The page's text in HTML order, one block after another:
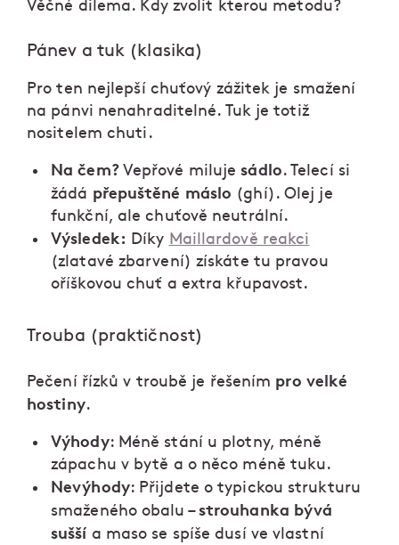
Věčné dilema. Kdy zvolit kterou metodu?
Pánev a tuk (klasika)
Pro ten nejlepší chuťový zážitek je smažení
na pánvi nenahraditelné. Tuk je totiž
nositelem chuti.
Na čem?Vepřové milujesádlo. Telecí si
žádá přepuštěné máslo (ghí). Olej je
funkční, ale chuťově neutrální.
Výsledek: Díky Maillardově reakci
(zlatavé zbarvení) získáte tu pravou
oříškovou chuť a extra křupavost.
Trouba (praktičnost)
Pečení řízků v troubě je řešením pro velké
hostiny.
Výhody: Méně stání u plotny, méně
zápachu v bytě a o něco méně tuku.
Nevýhody: Přijdete o typickou strukturu
smaženého obalu –strouhanka bývá
sušší a maso se spíše dusí ve vlastní